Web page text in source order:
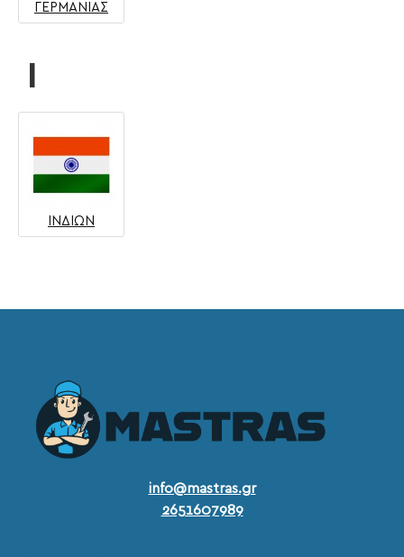
ΓΕΡΜΑΝΙΑΣ
ΙΝΔΙΩΝ
info@mastras.gr
2651607989